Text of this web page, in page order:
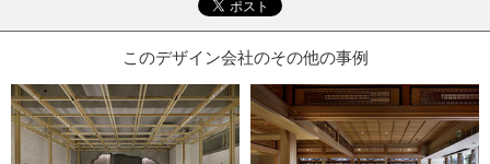
このデザイン会社のその他の事例